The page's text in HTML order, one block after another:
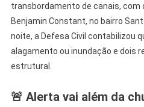
transbordamento de canais, com
Benjamin Constant, no bairro
noite, a Defesa Civil contabilizou
alagamento ou inundação e dois
estrutural.
🚨 Alerta vai além da